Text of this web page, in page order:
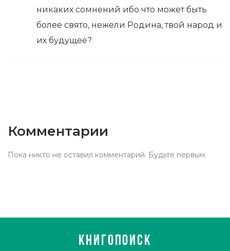
никаких сомнений ибо что может быть
более свято, нежели Родина, твой народ и
их будущее?
Комментарии
Пока никто не оставил комментарий. Будьте первым.
КНИГОПОИСК